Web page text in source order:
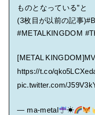
ものとなっている”と
(3枚目が以前の記事)
#METALKINGDOM
[METAL
https://t.co/
pic.twitter.com/
— ma-metal ☀